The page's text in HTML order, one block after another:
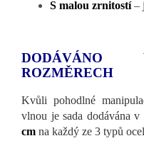
S malou zrnitostí –
DODÁVÁNO
ROZMĚRECH
Kvůli pohodlné
vlnou je sada dodávána v
cm na každý ze 3 typů